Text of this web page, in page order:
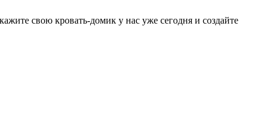
свою кровать-домик у нас уже сегодня и создайте